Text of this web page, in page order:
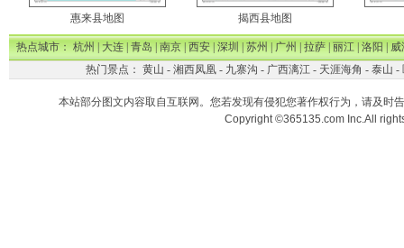
惠来县地图 揭西县地图
热点城市：杭州|大连|青岛|南京|西安|深圳|苏州|广州|拉萨|丽江|洛阳|威
热门景点： 黄山 - 湘西凤凰- 九寨沟 - 广西漓江- 天涯海角 - 泰山 -
本站部分图文内容取自互联网。您若发现有侵犯您著作权行为，请及时
Copyright ©365135.com Inc.All